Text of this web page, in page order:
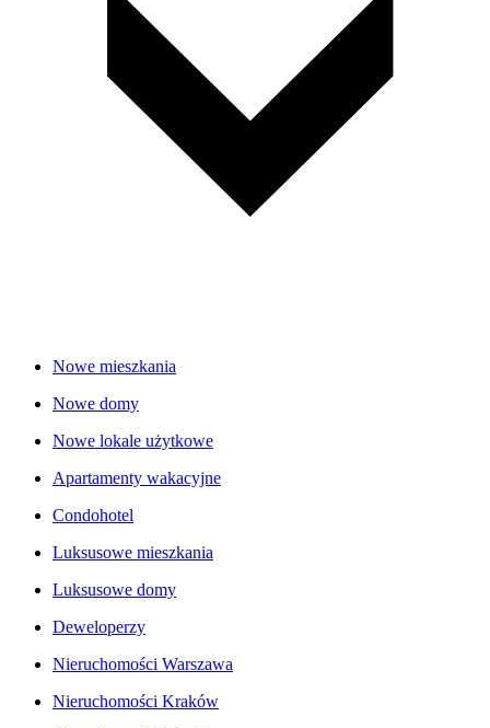
Nowe mieszkania
Nowe domy
Nowe lokale użytkowe
Apartamenty wakacyjne
Condohotel
Luksusowe mieszkania
Luksusowe domy
Deweloperzy
Nieruchomości Warszawa
Nieruchomości Kraków